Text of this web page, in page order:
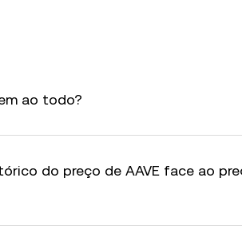
ao todo?
do preço de AAVE face ao